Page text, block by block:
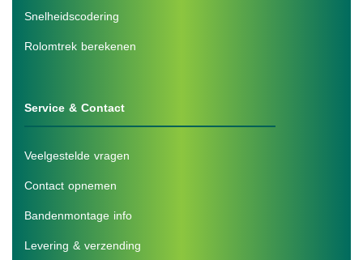
Snelheidscodering
Rolomtrek berekenen
Service & Contact
Veelgestelde vragen
Contact opnemen
Bandenmontage info
Levering & verzending